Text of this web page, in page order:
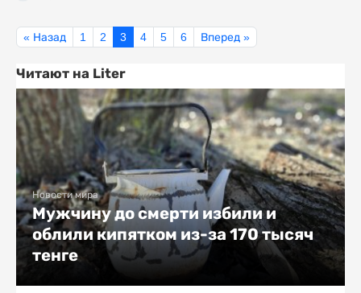
« Назад 1 2 3 4 5 6 Вперед »
Читают на Liter
Новости мира
Мужчину до смерти избили и
облили кипятком из-за 170 тысяч
тенге